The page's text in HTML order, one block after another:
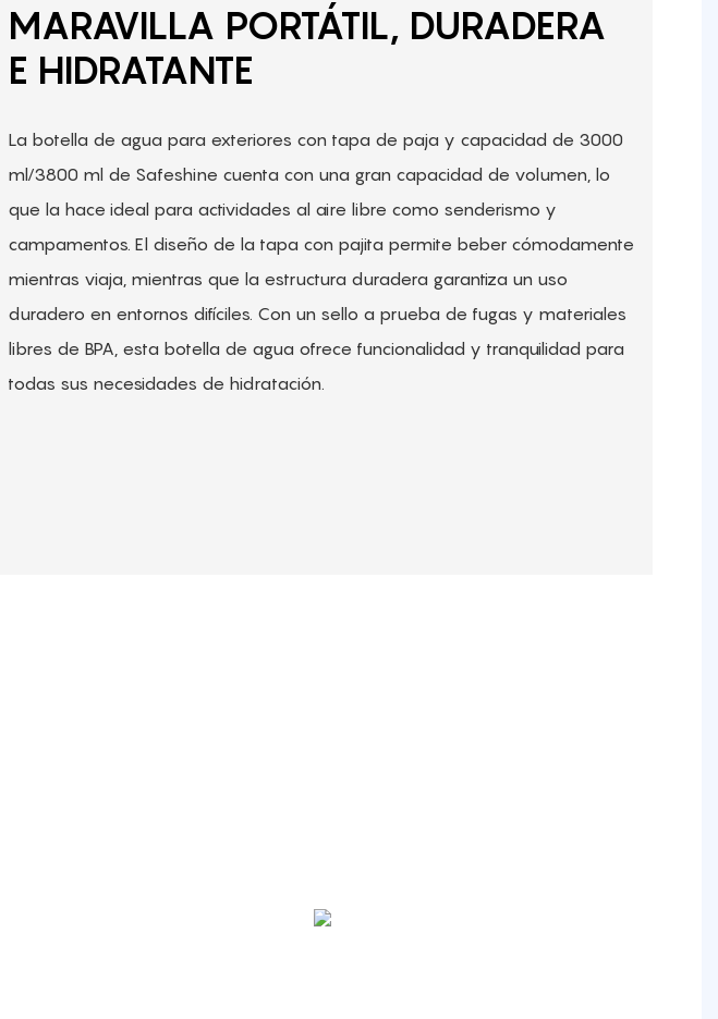
MARAVILLA PORTÁTIL, DURADERA
E HIDRATANTE
La botella de agua para exteriores con tapa de paja y capacidad de 3000
ml/3800 ml de Safeshine cuenta con una gran capacidad de volumen, lo
que la hace ideal para actividades al aire libre como senderismo y
campamentos. El diseño de la tapa con pajita permite beber cómodamente
mientras viaja, mientras que la estructura duradera garantiza un uso
duradero en entornos difíciles. Con un sello a prueba de fugas y materiales
libres de BPA, esta botella de agua ofrece funcionalidad y tranquilidad para
todas sus necesidades de hidratación.